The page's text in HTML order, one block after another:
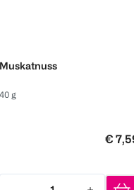
Muskatnuss
40 g
€